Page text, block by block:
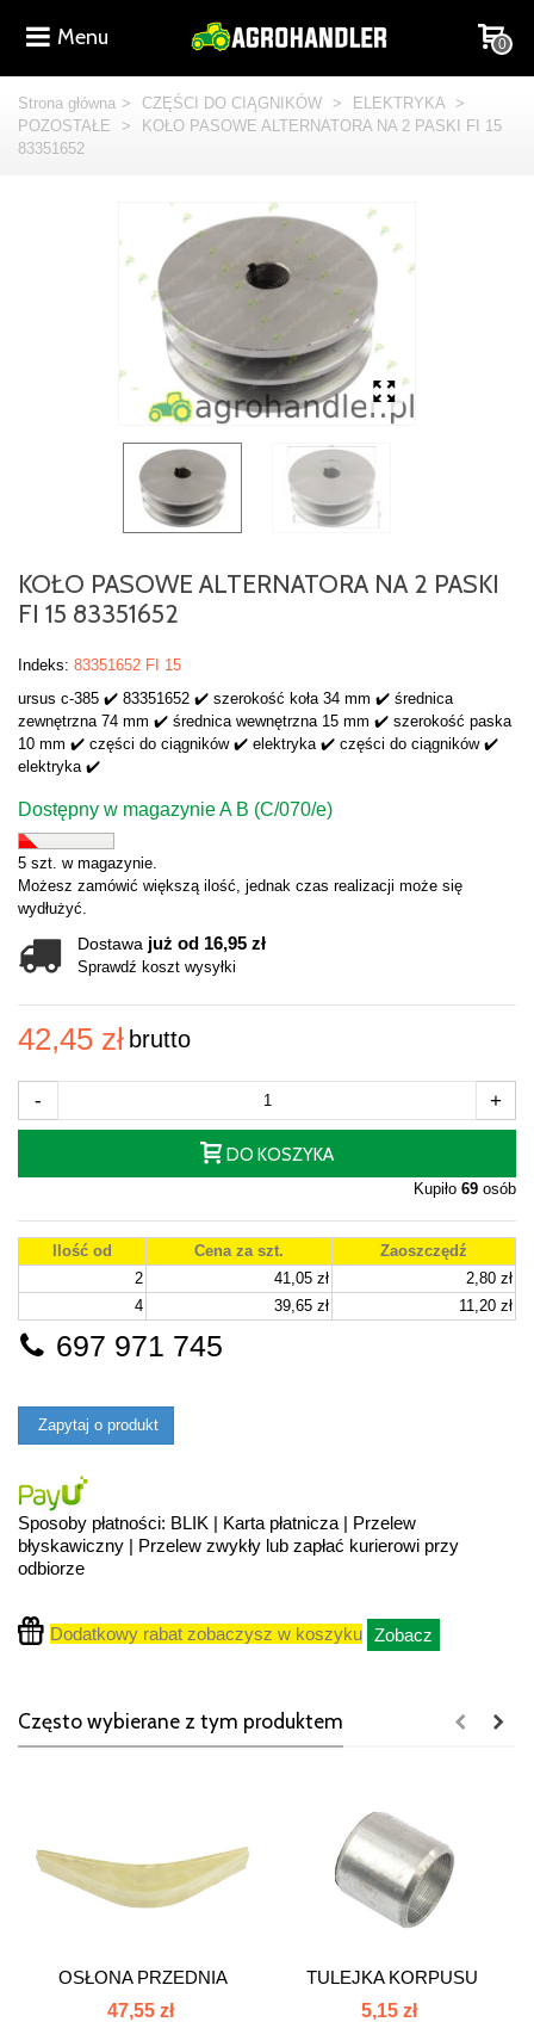
Menu 0
Strona główna > CZĘŚCI DO CIĄGNIKÓW > ELEKTRYKA >
POZOSTAŁE
>
KOŁO PASOWE ALTERNATORA NA 2 PASKI FI 15
83351652
KOŁO PASOWE ALTERNATORA NA 2 PASKI
FI 15 83351652
Indeks: 83351652 FI 15
ursus c-385 ✔️ 83351652 ✔️ szerokość koła 34 mm ✔️ średnica
zewnętrzna 74 mm ✔️ średnica wewnętrzna 15 mm ✔️ szerokość paska
10 mm ✔️ części do ciągników ✔️ elektryka ✔️ części do ciągników ✔️
elektryka ✔️
Dostępny w magazynie A B (C/070/e)
5 szt. w magazynie.
Możesz zamówić większą ilość, jednak czas realizacji może się
wydłużyć.
Dostawa już od 16,95 zł
Sprawdź koszt wysyłki
42,45 zł brutto
- +
DO KOSZYKA
Kupiło 69 osób
Ilość od Cena za szt.
Zaoszczędź
2
41,05 zł
2,80 zł
4
39,65 zł 11,20 zł
697 971 745
Zapytaj o produkt
Sposoby płatności: BLIK | Karta płatnicza | Przelew
błyskawiczny | Przelew zwykły lub zapłać kurierowi przy
odbiorze
Dodatkowy rabat zobaczysz w koszyku Zobacz
Często wybierane z tym produktem
OSŁONA PRZEDNIA
TALERZA KOS...
47,55 zł
TULEJKA KORPUSU
TYLNEGO MOSTU...
5,15 zł